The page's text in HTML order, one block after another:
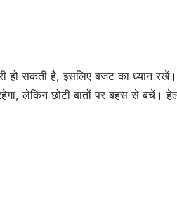
हो सकती है, इसलिए बजट का ध्यान
लेकिन छोटी बातों पर बहस से बचें।